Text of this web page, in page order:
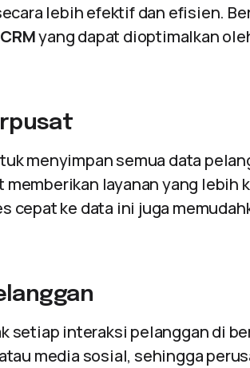
lebih efektif dan efisien.
yang dapat dioptimalkan
menyimpan semua data
layanan yang lebih
cepat ke data ini juga
setiap interaksi pelanggan di
media sosial, sehingga